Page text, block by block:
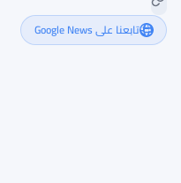
تابعنا على Google News